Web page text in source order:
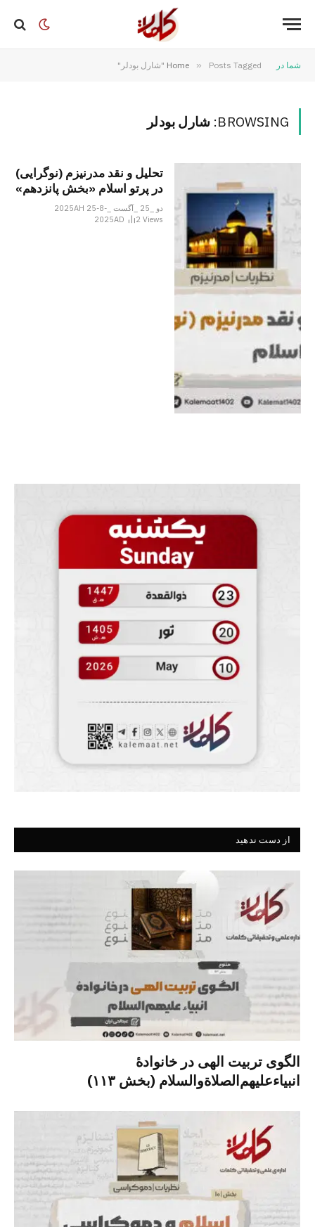
شما در Home » Posts Tagged "شارل بودلر"
BROWSING: شارل بودلر
تحلیل و نقد مدرنیزم (نوگرایی)
در پرتو اسلام «بخش پانزدهم»
دو _25 _آگست _2025AH 25-8-
2025AD
2Views
از دست ندهید
الگوی تربیت الهی در خانوادۀ
انبیاءعلیهم‌الصلاةو‌السلام (بخش ۱۱۳)